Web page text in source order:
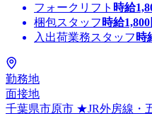
フォークリフト 時給
梱包スタッフ 時給1,800
入出荷業務スタッフ 時
勤務地
面接地
千葉県市原市 ★JR外房線・